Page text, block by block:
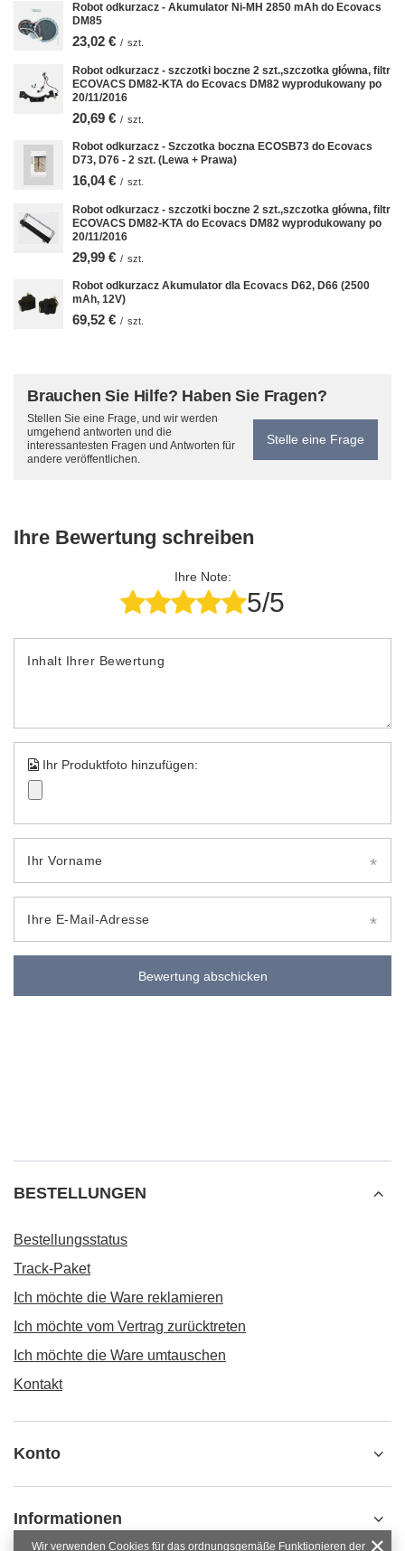
Robot odkurzacz - Akumulator Ni-MH 2850 mAh do Ecovacs
DM85
23,02 € / szt.
Robot odkurzacz - szczotki boczne 2 szt.,szczotka główna, filtr
ECOVACS DM82-KTA do Ecovacs DM82 wyprodukowany po
20/11/2016
20,69 € / szt.
Robot odkurzacz - Szczotka boczna ECOSB73 do Ecovacs
D73, D76 - 2 szt. (Lewa + Prawa)
16,04 € / szt.
Robot odkurzacz - szczotki boczne 2 szt.,szczotka główna, filtr
ECOVACS DM82-KTA do Ecovacs DM82 wyprodukowany po
20/11/2016
29,99 € / szt.
Robot odkurzacz Akumulator dla Ecovacs D62, D66 (2500
mAh, 12V)
69,52 € / szt.
Brauchen Sie Hilfe? Haben Sie Fragen?
Stellen Sie eine Frage, und wir werden
umgehend antworten und die
interessantesten Fragen und Antworten für
andere veröffentlichen.
Stelle eine Frage
Ihre Bewertung schreiben
Ihre Note:
5/5
Inhalt Ihrer Bewertung
Ihr Produktfoto hinzufügen:
Ihr Vorname
Ihre E-Mail-Adresse
Bewertung abschicken
BESTELLUNGEN
Bestellungsstatus
Track-Paket
Ich möchte die Ware reklamieren
Ich möchte vom Vertrag zurücktreten
Ich möchte die Ware umtauschen
Kontakt
Konto
Informationen
Wir verwenden Cookies für das ordnungsgemäße Funktionieren der